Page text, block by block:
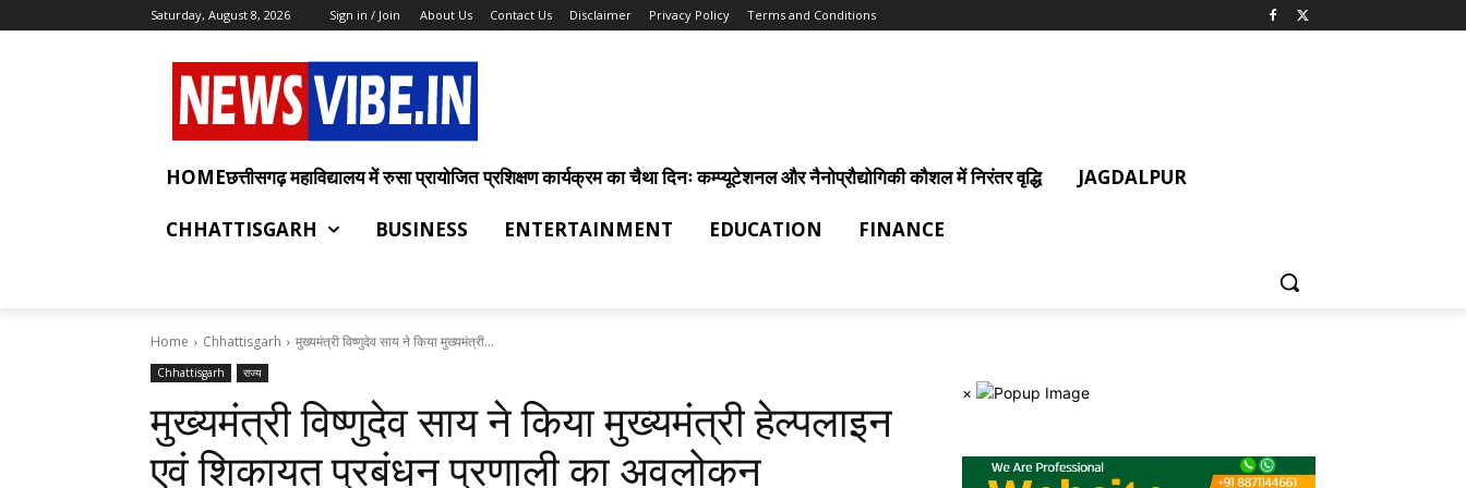
Saturday, August 8, 2026 Sign in / Join About Us Contact Us Disclaimer Privacy Policy Terms and Conditions
HOMEछत्तीसगढ़ महाविद्यालय में रुसा प्रायोजित प्रशिक्षण कार्यक्रम का चैथा दिनः कम्प्यूटेशनल और नैनोप्रौद्योगिकी कौशल में निरंतर वृद्धि JAGDALPUR
CHHATTISGARH BUSINESS ENTERTAINMENT EDUCATION FINANCE
Home Chhattisgarh मुख्यमंत्री विष्णुदेव साय ने किया मुख्यमंत्री...
Chhattisgarh राज्य
मुख्यमंत्री विष्णुदेव साय ने किया मुख्यमंत्री हेल्पलाइन
एवं शिकायत प्रबंधन प्रणाली का अवलोकन
×